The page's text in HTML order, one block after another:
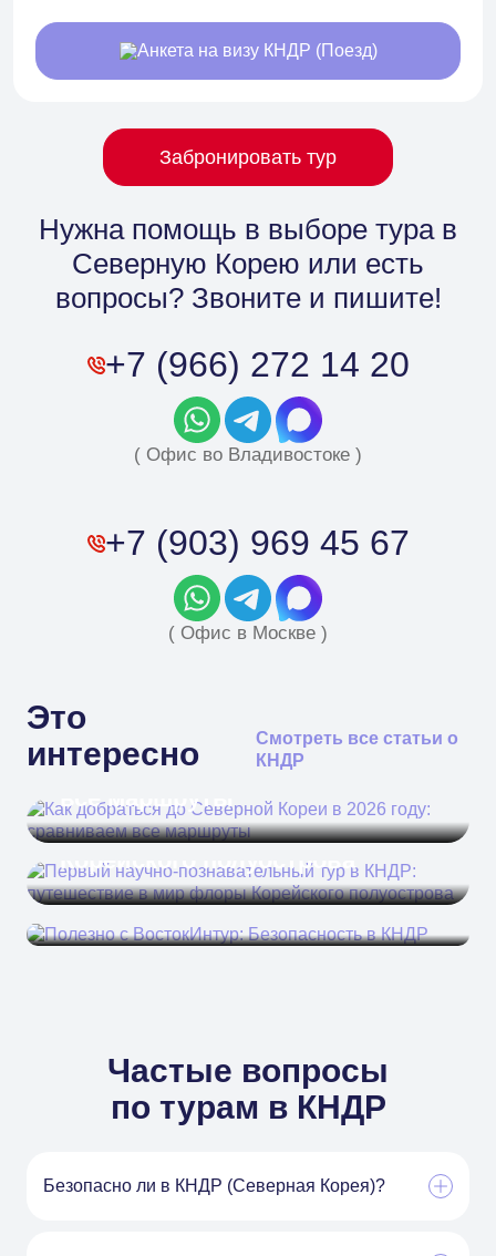
Анкета на визу КНДР (Поезд)
Забронировать тур
Нужна помощь в выборе тура в
Северную Корею или есть
вопросы? Звоните и пишите!
+7 (966) 272 14 20
( Офис во Владивостоке )
+7 (903) 969 45 67
( Офис в Москве )
Это
интересно
Смотреть все статьи о
КНДР
Как добраться до Северной
Кореи в 2026 году: сравниваем
все маршруты
Первый научно-
познавательный тур в КНДР:
путешествие в мир флоры
Корейского полуострова
Полезно с ВостокИнтур:
Безопасность в КНДР
Частые вопросы
по турам в КНДР
Безопасно ли в КНДР (Северная Корея)?